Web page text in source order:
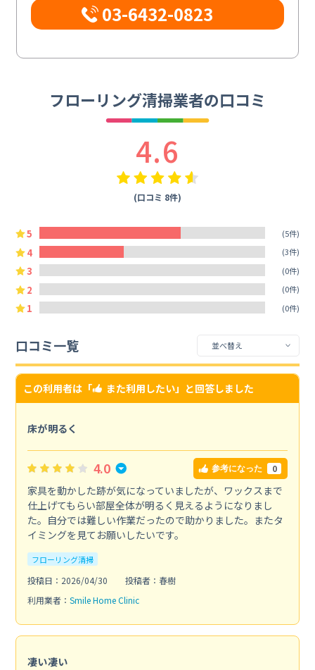
03-6432-0823
フローリング清掃業者の口コミ
4.6
(口コミ 8件)
5 (5件)
4 (3件)
3 (0件)
2 (0件)
1 (0件)
口コミ一覧
この利用者は「 また利用したい」と回答しました
床が明るく
4.0 参考になった 0
家具を動かした跡が気になっていましたが、ワックスまで
仕上げてもらい部屋全体が明るく見えるようになりまし
た。自分では難しい作業だったので助かりました。またタ
イミングを見てお願いしたいです。
フローリング清掃
投稿日：2026/04/30
投稿者：春樹
利用業者： Smile Home Clinic
凄い凄い